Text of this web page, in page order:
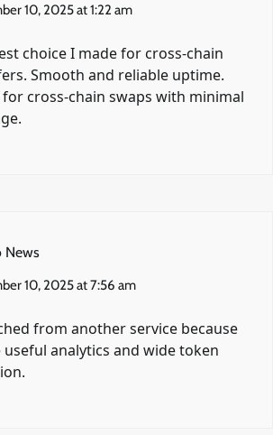
10, 2025 at 1:22 am
choice I made for cross-chain
Smooth and reliable uptime.
for cross-chain swaps with minimal
News
10, 2025 at 7:56 am
from another service because
analytics and wide token